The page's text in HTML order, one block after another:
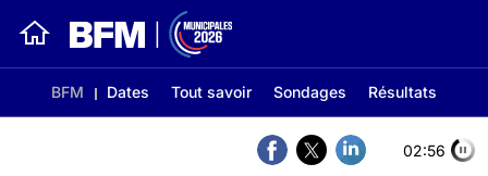
BFM Dates Tout savoir Sondages Résultats
02:56